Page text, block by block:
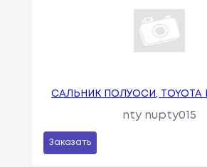
САЛЬНИК ПОЛУОСИ, TOYOTA
nty nupty015
Заказать